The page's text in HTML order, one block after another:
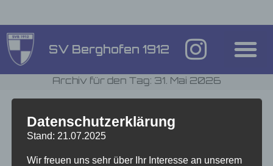
SV Berghofen 1912
Archiv für den Tag: 31. Mai 2026
Trotz eines frühen Schock-Moments feiert das Team einen
souveränen Heimsieg und springt auf Platz 4 der Tabelle.
Jetzt rückt sogar Platz 3 in Reichweite. ​Die Ausgangslage vor
Datenschutzerklärung
Stand: 21.07.2025
Wir freuen uns sehr über Ihr Interesse an unserem